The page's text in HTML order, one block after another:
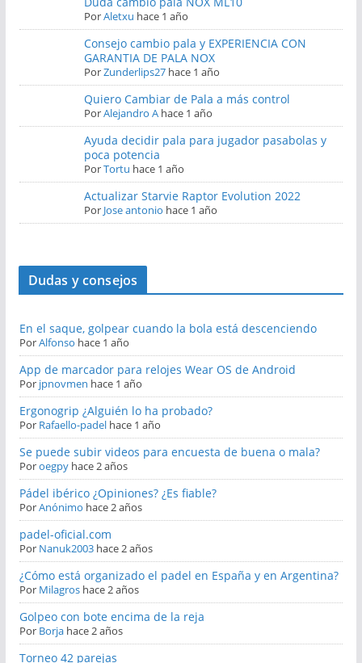
PorAletxu hace 1 año
Consejo cambio pala y EXPERIENCIA CON
GARANTIA DE PALA NOX
PorZunderlips27 hace 1 año
Quiero Cambiar de Pala a más control
PorAlejandro A hace 1 año
Ayuda decidir pala para jugador pasabolas y
poca potencia
PorTortu hace 1 año
Actualizar Starvie Raptor Evolution 2022
Por Jose antonio hace 1 año
Dudas y consejos
En el saque, golpear cuando la bola está descenciendo
PorAlfonso hace 1 año
App de marcador para relojes Wear OS de Android
Por jpnovmen hace 1 año
Ergonogrip ¿Alguién lo ha probado?
Por Rafaello-padel hace 1 año
Se puede subir videos para encuesta de buena o mala?
Poroegpy hace 2 años
Pádel ibérico ¿Opiniones? ¿Es fiable?
PorAnónimo hace 2 años
padel-oficial.com
Por Nanuk2003 hace 2 años
¿Cómo está organizado el padel en España y en Argentina?
Por Milagros hace 2 años
Golpeo con bote encima de la reja
Por Borja hace 2 años
Torneo 42 parejas